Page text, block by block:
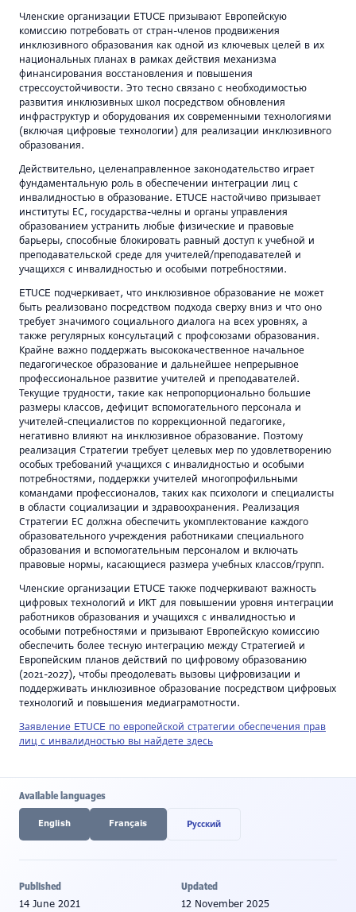
Членские организации ETUCE призывают Европейскую
комиссию потребовать от стран-членов продвижения
инклюзивного образования как одной из ключевых целей в их
национальных планах в рамках действия механизма
финансирования восстановления и повышения
стрессоустойчивости. Это тесно связано с необходимостью
развития инклюзивных школ посредством обновления
инфраструктур и оборудования их современными технологиями
(включая цифровые технологии) для реализации инклюзивного
образования.
Действительно, целенаправленное законодательство играет
фундаментальную роль в обеспечении интеграции лиц с
инвалидностью в образование. ETUCE настойчиво призывает
институты ЕС, государства-челны и органы управления
образованием устранить любые физические и правовые
барьеры, способные блокировать равный доступ к учебной и
преподавательской среде для учителей/преподавателей и
учащихся с инвалидностью и особыми потребностями.
ETUCE подчеркивает, что инклюзивное образование не может
быть реализовано посредством подхода сверху вниз и что оно
требует значимого социального диалога на всех уровнях, а
также регулярных консультаций с профсоюзами образования.
Крайне важно поддержать высококачественное начальное
педагогическое образование и дальнейшее непрерывное
профессиональное развитие учителей и преподавателей.
Текущие трудности, такие как непропорционально большие
размеры классов, дефицит вспомогательного персонала и
учителей-специалистов по коррекционной педагогике,
негативно влияют на инклюзивное образование. Поэтому
реализация Стратегии требует целевых мер по удовлетворению
особых требований учащихся с инвалидностью и особыми
потребностями, поддержки учителей многопрофильными
командами профессионалов, таких как психологи и специалисты
в области социализации и здравоохранения. Реализация
Стратегии ЕС должна обеспечить укомплектование каждого
образовательного учреждения работниками специального
образования и вспомогательным персоналом и включать
правовые нормы, касающиеся размера учебных классов/групп.
Членские организации ETUCE также подчеркивают важность
цифровых технологий и ИКТ для повышении уровня интеграции
работников образования и учащихся с инвалидностью и
особыми потребностями и призывают Европейскую комиссию
обеспечить более тесную интеграцию между Стратегией и
Европейским планов действий по цифровому образованию
(2021-2027), чтобы преодолевать вызовы цифровизации и
поддерживать инклюзивное образование посредством цифровых
технологий и повышения медиаграмотности.
Заявление ETUCE по европейской стратегии обеспечения прав
лиц с инвалидностью вы найдете здесь
Available languages
English Français Pусский
Published
14 June 2021
Updated
12 November 2025